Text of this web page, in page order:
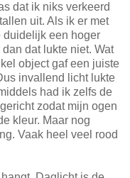
dat ik niks verkeerd
uit. Als ik er met
duidelijk een hoger
dat lukte niet. Wat
object gaf een juiste
invallend licht lukte
had ik zelfs de
zodat mijn ogen
kleur. Maar nog
Vaak heel veel rood